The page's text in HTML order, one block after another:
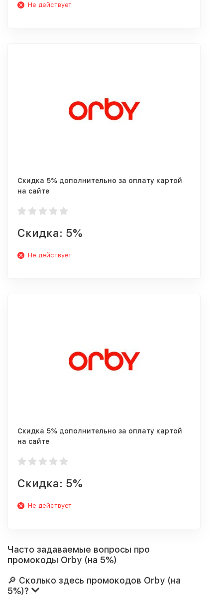
Не действует
Скидка 5% дополнительно за оплату картой
на сайте
Скидка: 5%
Не действует
Скидка 5% дополнительно за оплату картой
на сайте
Скидка: 5%
Не действует
Часто задаваемые вопросы про
промокоды Orby (на 5%)
🔎 Сколько здесь промокодов Orby (на
5%)?